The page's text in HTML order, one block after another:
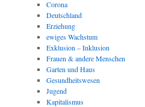
Corona
Deutschland
Erziehung
ewiges Wachstum
Exklusion – Inklusion
Frauen & andere Menschen
Garten und Haus
Gesundheitswesen
Jugend
Kapitalismus